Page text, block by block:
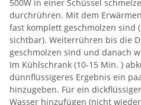
500W in einer Schüssel
durchrühren. Mit dem
fast komplett geschmolzen sind
sichtbar). Weiterrühren bis die
geschmolzen sind und danach
Im Kühlschrank (10-15 Min. )
dünnflüssigeres Ergebnis ein
hinzugeben. Für ein
Wasser hinzufügen (nicht